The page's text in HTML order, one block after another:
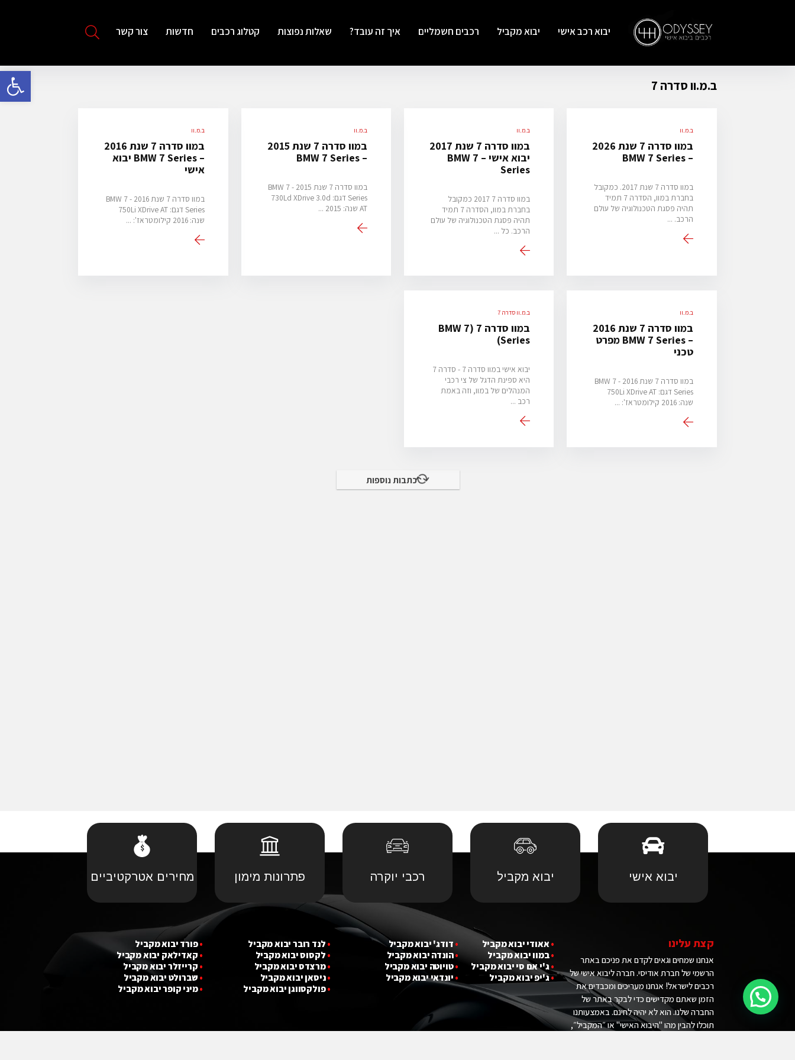
פתח
יבוא רכב אישי יבוא מקביל רכבים חשמליים איך זה עובד? שאלות נפוצות קטלוג רכבים חדשות צור קשר
ב.מ.וו סדרה 7
ב.מ.וו
במוו סדרה 7 שנת 2026
– BMW 7 Series
במוו סדרה 7 שנת 2017. כמקובל
בחברת במוו, הסדרה 7 תמיד
תהיה פסגת הטכנולוגיה של עולם
הרכב. ...
ב.מ.וו
במוו סדרה 7 שנת 2017
יבוא אישי – BMW 7
Series
במוו סדרה 7 2017 כמקובל
בחברת במוו, הסדרה 7 תמיד
תהיה פסגת הטכנולוגיה של עולם
הרכב. כל ...
ב.מ.וו
במוו סדרה 7 שנת 2015
– BMW 7 Series
במוו סדרה 7 שנת 2015 - BMW 7
Series דגם: 730Ld XDrive 3.0d
AT שנה: 2015 ...
ב.מ.וו
במוו סדרה 7 שנת 2016
– BMW 7 Series יבוא
אישי
במוו סדרה 7 שנת 2016 - BMW 7
Series דגם: 750Li XDrive AT
שנה: 2016 קילומטראז': ...
ב.מ.וו
במוו סדרה 7 שנת 2016
– BMW 7 Series מפרט
טכני
במוו סדרה 7 שנת 2016 - BMW 7
Series דגם: 750Li XDrive AT
שנה: 2016 קילומטראז': ...
ב.מ.וו סדרה 7
במוו סדרה 7 (BMW 7
Series)
יבוא אישי במוו סדרה 7 - סדרה 7
היא ספינת הדגל של צי רכבי
המנהלים של במוו, וזה באמת
רכב ...
כתבות נוספות
יבוא אישי יבוא מקביל רכבי יוקרה פתרונות מימון מחירים אטרקטיביים
קצת עלינו
אנחנו שמחים וגאים לקדם את פניכם באתר
הרשמי של חברת אודיסי. חברה ליבוא אישי של
רכבים לישראל! אנחנו מעריכים ומכבדים את
הזמן שאתם מקדישים כדי לבקר באתר של
החברה שלנו. הוא לא יהיה לחינם. באמצעותנו
תוכלו להבין מהו "היבוא האישי" או ״המקביל״,
• אאודי יבוא מקביל
•במוו יבוא מקביל
•ג'י אם סי יבוא מקביל
•ג'יפ יבוא מקביל
• דודג' יבוא מקביל
•הונדה יבוא מקביל
•טויוטה יבוא מקביל
• יונדאי יבוא מקביל
• לנד רובר יבוא מקביל
• לקסוס יבוא מקביל
•מרצדס יבוא מקביל
•ניסאן יבוא מקביל
•פולקסווגן יבוא מקביל
•פורד יבוא מקביל
• קאדילאק יבוא מקביל
• קרייזלר יבוא מקביל
• שברולט יבוא מקביל
•מיני קופר יבוא מקביל